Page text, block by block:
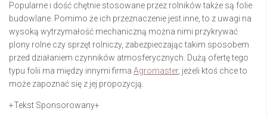
Popularne i dość chętnie stosowane przez rolników także są folie
budowlane. Pomimo że ich przeznaczenie jest inne, to z uwagi na
wysoką wytrzymałość mechaniczną można nimi przykrywać
plony rolne czy sprzęt rolniczy, zabezpieczając takim sposobem
przed działaniem czynników atmosferycznych. Dużą ofertę tego
typu folii ma między innymi firma Agromaster, jeżeli ktoś chce to
może zapoznać się z jej propozycją.
+Tekst Sponsorowany+